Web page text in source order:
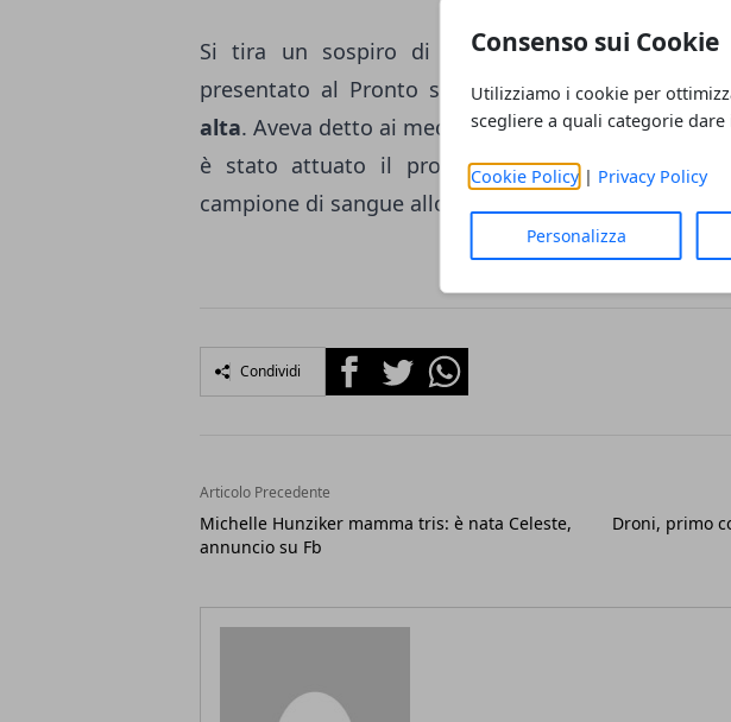
Consenso sui Cookie
Utilizziamo i cookie per
scegliere a quali categorie
Cookie Policy| Privacy Policy
Personalizza
Si tira un sospiro di sollievo, dunque, in
presentato al Pronto soccorso dell'ospedale di
alta. Aveva detto ai medici che recentemente si era
è stato attuato il protocollo sanitario italiano,
campione di sangue allo 'Spallanzani' di Roma.
Condividi FacebookTwitterWhatsapp
Articolo Precedente
Michelle Hunziker mamma tris: è nata Celeste,
annuncio su Fb
Droni, primo